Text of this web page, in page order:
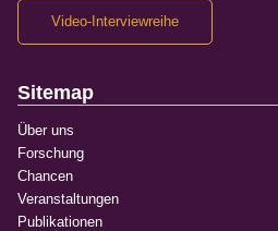
Video-Interviewreihe
Sitemap
Über uns
Forschung
Chancen
Veranstaltungen
Publikationen